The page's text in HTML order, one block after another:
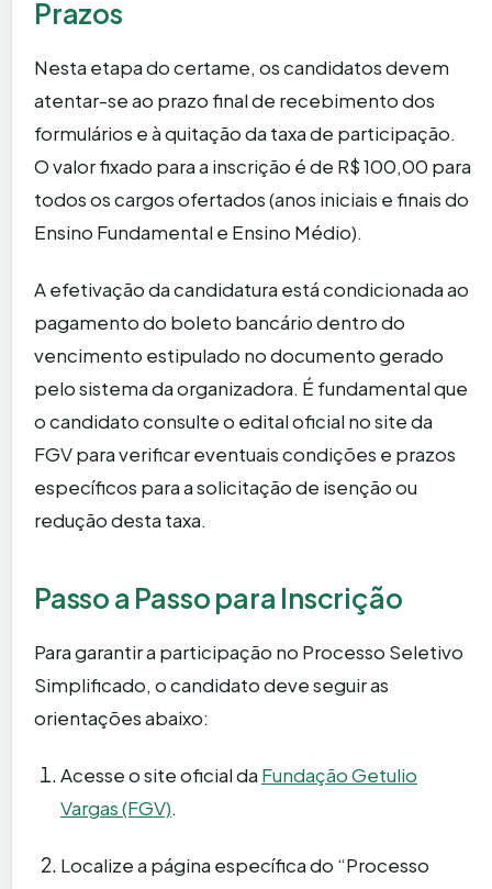
Prazos
Nesta etapa do certame, os candidatos devem
atentar-se ao prazo final de recebimento dos
formulários e à quitação da taxa de participação.
O valor fixado para a inscrição é de R$ 100,00 para
todos os cargos ofertados (anos iniciais e finais do
Ensino Fundamental e Ensino Médio).
A efetivação da candidatura está condicionada ao
pagamento do boleto bancário dentro do
vencimento estipulado no documento gerado
pelo sistema da organizadora. É fundamental que
o candidato consulte o edital oficial no site da
FGV para verificar eventuais condições e prazos
específicos para a solicitação de isenção ou
redução desta taxa.
Passo a Passo para Inscrição
Para garantir a participação no Processo Seletivo
Simplificado, o candidato deve seguir as
orientações abaixo:
Acesse o site oficial da Fundação Getulio
Vargas (FGV).
Localize a página específica do “Processo